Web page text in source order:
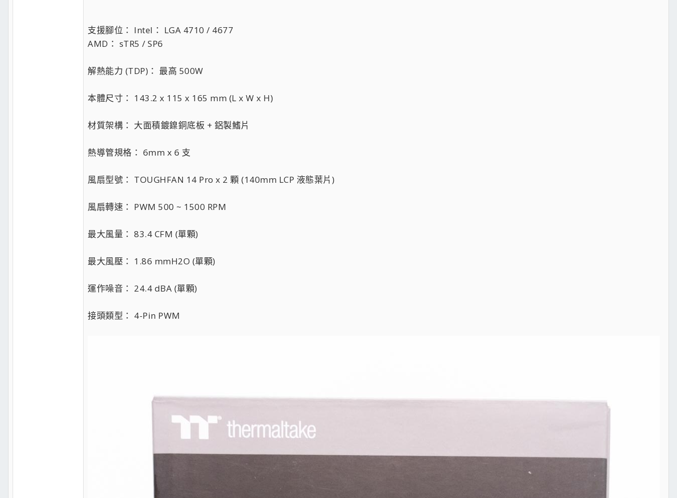
支援腳位： Intel： LGA 4710 / 4677
AMD： sTR5 / SP6
解熱能力 (TDP)： 最高 500W
本體尺寸： 143.2 x 115 x 165 mm (L x W x H)
材質架構： 大面積鍍鎳銅底板 + 鋁製鰭片
熱導管規格： 6mm x 6 支
風扇型號： TOUGHFAN 14 Pro x 2 顆 (140mm LCP 液態葉片)
風扇轉速： PWM 500 ~ 1500 RPM
最大風量： 83.4 CFM (單顆)
最大風壓： 1.86 mmH2O (單顆)
運作噪音： 24.4 dBA (單顆)
接頭類型： 4-Pin PWM